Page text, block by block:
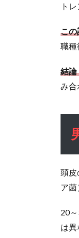
ト
この
職種
結論
み合
頭皮
ア菌
20
は異